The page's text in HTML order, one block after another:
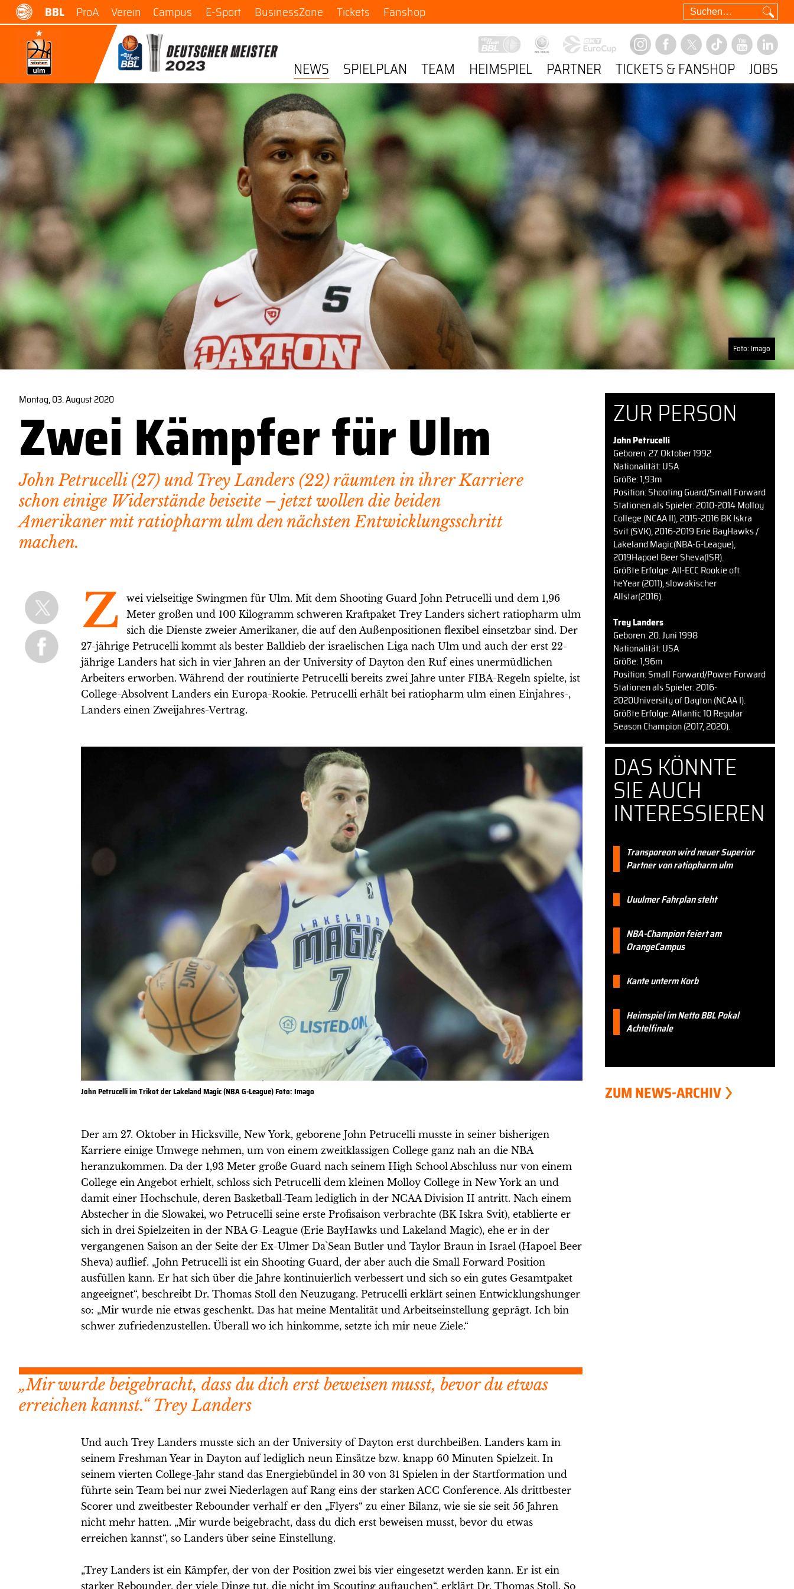
BBL ProA Verein Campus E-Sport BusinessZone Tickets Fanshop
NEWS SPIELPLAN TEAM HEIMSPIEL PARTNER TICKETS & FANSHOP JOBS
Foto: Imago
Montag, 03. August 2020
Zwei Kämpfer für Ulm
John Petrucelli (27) und Trey Landers (22) räumten in ihrer Karriere
schon einige Widerstände beiseite – jetzt wollen die beiden
Amerikaner mit ratiopharm ulm den nächsten Entwicklungsschritt
machen.
Z
wei vielseitige Swingmen für Ulm. Mit dem Shooting Guard John Petrucelli und dem 1,96
Meter großen und 100 Kilogramm schweren Kraftpaket Trey Landers sichert ratiopharm ulm
sich die Dienste zweier Amerikaner, die auf den Außenpositionen flexibel einsetzbar sind. Der
27-jährige Petrucelli kommt als bester Balldieb der israelischen Liga nach Ulm und auch der erst 22-
jährige Landers hat sich in vier Jahren an der University of Dayton den Ruf eines unermüdlichen
Arbeiters erworben. Während der routinierte Petrucelli bereits zwei Jahre unter FIBA-Regeln spielte, ist
College-Absolvent Landers ein Europa-Rookie. Petrucelli erhält bei ratiopharm ulm einen Einjahres-,
Landers einen Zweijahres-Vertrag.
John Petrucelli im Trikot der Lakeland Magic (NBA G-League) Foto: Imago
Der am 27. Oktober in Hicksville, New York, geborene John Petrucelli musste in seiner bisherigen
Karriere einige Umwege nehmen, um von einem zweitklassigen College ganz nah an die NBA
heranzukommen. Da der 1,93 Meter große Guard nach seinem High School Abschluss nur von einem
College ein Angebot erhielt, schloss sich Petrucelli dem kleinen Molloy College in New York an und
damit einer Hochschule, deren Basketball-Team lediglich in der NCAA Division II antritt. Nach einem
Abstecher in die Slowakei, wo Petrucelli seine erste Profisaison verbrachte (BK Iskra Svit), etablierte er
sich in drei Spielzeiten in der NBA G-League (Erie BayHawks und Lakeland Magic), ehe er in der
vergangenen Saison an der Seite der Ex-Ulmer Da`Sean Butler und Taylor Braun in Israel (Hapoel Beer
Sheva) auflief. „John Petrucelli ist ein Shooting Guard, der aber auch die Small Forward Position
ausfüllen kann. Er hat sich über die Jahre kontinuierlich verbessert und sich so ein gutes Gesamtpaket
angeeignet“, beschreibt Dr. Thomas Stoll den Neuzugang. Petrucelli erklärt seinen Entwicklungshunger
so: „Mir wurde nie etwas geschenkt. Das hat meine Mentalität und Arbeitseinstellung geprägt. Ich bin
schwer zufriedenzustellen. Überall wo ich hinkomme, setzte ich mir neue Ziele.“
„Mir wurde beigebracht, dass du dich erst beweisen musst, bevor du etwas
erreichen kannst.“ Trey Landers
Und auch Trey Landers musste sich an der University of Dayton erst durchbeißen. Landers kam in
seinem Freshman Year in Dayton auf lediglich neun Einsätze bzw. knapp 60 Minuten Spielzeit. In
seinem vierten College-Jahr stand das Energiebündel in 30 von 31 Spielen in der Startformation und
führte sein Team bei nur zwei Niederlagen auf Rang eins der starken ACC Conference. Als drittbester
Scorer und zweitbester Rebounder verhalf er den „Flyers“ zu einer Bilanz, wie sie sie seit 56 Jahren
nicht mehr hatten. „Mir wurde beigebracht, dass du dich erst beweisen musst, bevor du etwas
erreichen kannst“, so Landers über seine Einstellung.
„Trey Landers ist ein Kämpfer, der von der Position zwei bis vier eingesetzt werden kann. Er ist ein
starker Rebounder, der viele Dinge tut, die nicht im Scouting auftauchen“, erklärt Dr. Thomas Stoll. So
ZUR PERSON
John Petrucelli
Geboren: 27. Oktober 1992
Nationalität: USA
Größe: 1,93m
Position: Shooting Guard/Small Forward
Stationen als Spieler: 2010-2014 Molloy
College (NCAA II), 2015-2016 BK Iskra
Svit (SVK), 2016-2019 Erie BayHawks /
Lakeland Magic(NBA-G-League),
2019Hapoel Beer Sheva(ISR).
Größte Erfolge: All-ECC Rookie oft
heYear (2011), slowakischer
Allstar(2016).
Trey Landers
Geboren: 20. Juni 1998
Nationalität: USA
Größe: 1,96m
Position: Small Forward/Power Forward
Stationen als Spieler: 2016-
2020University of Dayton (NCAA I).
Größte Erfolge: Atlantic 10 Regular
Season Champion (2017, 2020).
DAS KÖNNTE
SIE AUCH
INTERESSIEREN
Transporeon wird neuer Superior
Partner von ratiopharm ulm
Uuulmer Fahrplan steht
NBA-Champion feiert am
OrangeCampus
Kante unterm Korb
Heimspiel im Netto BBL Pokal
Achtelfinale
ZUM NEWS-ARCHIV